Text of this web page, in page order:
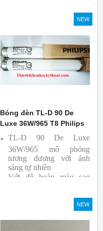
NEW
Bóng đèn TL-D 90 De
Luxe 36W/965 T8 Philips
TL-D 90 De Luxe
36W/965 mô phỏng
tương đương với ánh
sáng tự nhiên
Với độ hoàn màu cao
Sản phẩm được sản xuất
NEW